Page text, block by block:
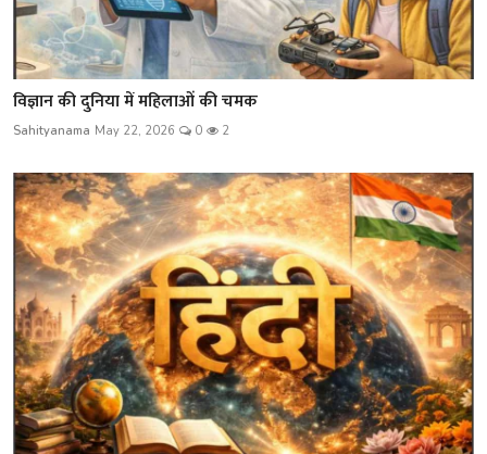
विज्ञान की दुनिया में महिलाओं की चमक
Sahityanama May 22, 2026 0 2